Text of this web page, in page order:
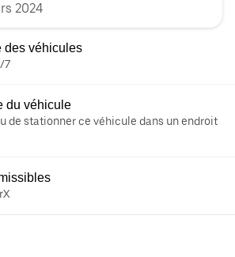
2024
des véhicules
7
du véhicule
de stationner ce véhicule dans un endroit